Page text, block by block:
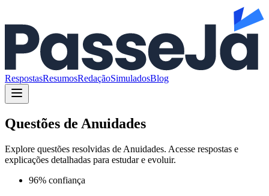
RespostasResumosRedaçãoSimuladosBlog
Questões de Anuidades
Explore questões resolvidas de Anuidades. Acesse respostas e
explicações detalhadas para estudar e evoluir.
96% confiança